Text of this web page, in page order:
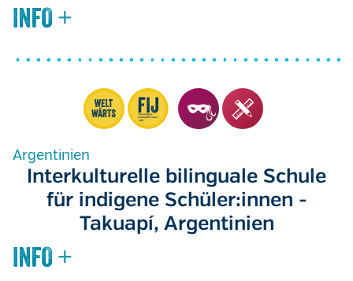
Argentinien
Interkulturelle bilinguale Schule
für indigene Schüler:innen -
Takuapí, Argentinien